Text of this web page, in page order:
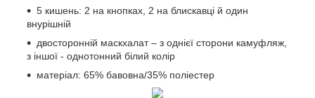
5 кишень: 2 на кнопках, 2 на блискавці й один
внурішній
двосторонній маскхалат – з однієї сторони камуфляж,
з іншої - однотонний білий колір
матеріал: 65% бавовна/35% поліестер